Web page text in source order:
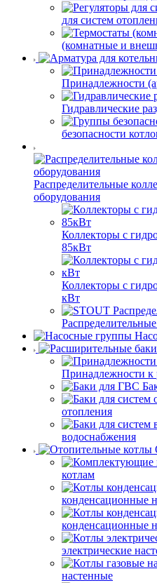
для систем
(комнатные и
Принадлежности
Гидравлические
безопасности
Распределительные
оборудования
Коллекторы с
85кВт
Коллекторы с
кВт
Принадлежности к
отопления
водоснабжения
котлам
конденсационные
конденсационные
электрические
настенные